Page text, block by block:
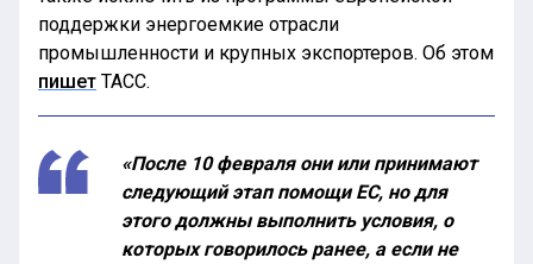
поддержки энергоемкие отрасли
промышленности и крупных экспортеров. Об этом
пишет ТАСС.
«После 10 февраля они или принимают
следующий этап помощи ЕС, но для
этого должны выполнить условия, о
которых говорилось ранее, а если не